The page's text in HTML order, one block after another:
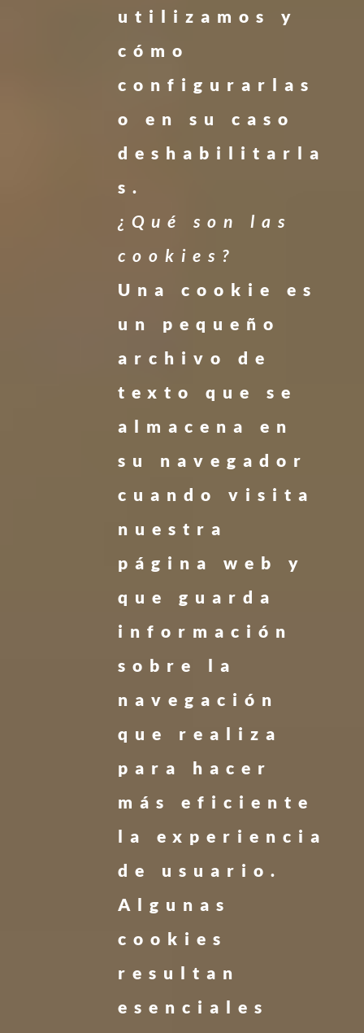
utilizamos y
cómo
configurarlas
o en su caso
deshabilitarla
s.
¿Qué son las
cookies?
Una cookie es
un pequeño
archivo de
texto que se
almacena en
su navegador
cuando visita
nuestra
página web y
que guarda
información
sobre la
navegación
que realiza
para hacer
más eficiente
la experiencia
de usuario.
Algunas
cookies
resultan
esenciales